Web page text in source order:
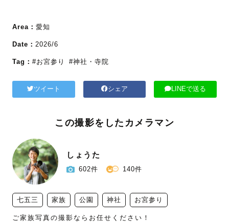
Area： 愛知
Date： 2026/6
Tag： #お宮参り #神社・寺院
ツイート シェア LINEで送る
この撮影をしたカメラマン
しょうた
602件 140件
七五三 家族 公園 神社 お宮参り
ご家族写真の撮影ならお任せください！